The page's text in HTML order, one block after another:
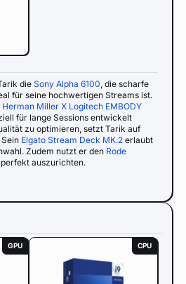
die Sony Alpha 6100, die scharfe
für seine hochwertigen Streams ist.
Herman Miller X Logitech EMBODY
für lange Sessions entwickelt
zu optimieren, setzt Tarik auf
Sein Elgato Stream Deck MK.2 erlaubt
Zudem nutzt er den Rode
auszurichten.
GPU CPU